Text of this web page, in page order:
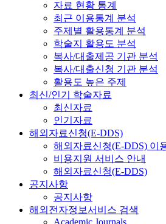
자료 현황 통계
최근 이용통계 분석
주제별 활용통계 분석
학술지 활용도 분석
복사/대출제공 기관 분석
복사/대출신청 기관 분석
활용도 높은 주제
최신/인기 학술자료
최신자료
인기자료
해외자료신청(E-DDS)
해외자료신청(E-DDS) 이
비용지원 서비스 안내
해외자료신청(E-DDS)
공지사항
공지사항
해외전자정보서비스 검색